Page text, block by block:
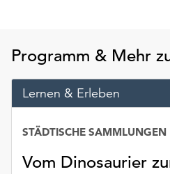
werden
auch
ohne
Ihr
Einverständnis
weiterhin
ausgeführt.
Programm & Mehr
Lernen & Erleben
Vom Dinosaurier